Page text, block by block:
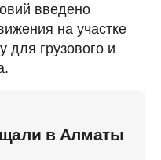
введено
на участке
для грузового и
в Алматы